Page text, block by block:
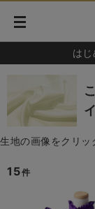
は
生地の画像をクリッ
15件